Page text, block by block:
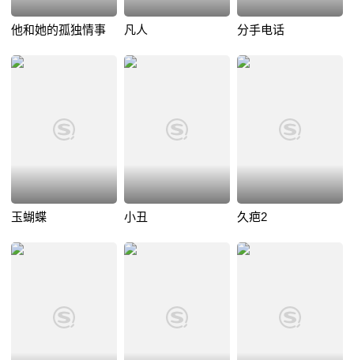
他和她的孤独情事 凡人 分手电话
玉蝴蝶 小丑 久疤2